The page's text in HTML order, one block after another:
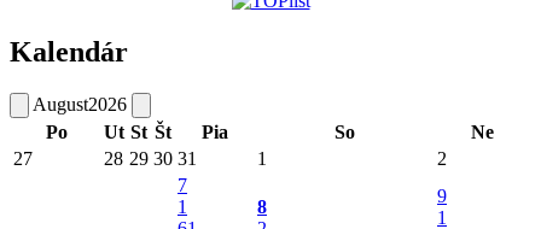
Kalendár
August2026
Po
Ut St Št Pia So
Ne
27
28 29 30 31 1 2
7
1
8
9
1